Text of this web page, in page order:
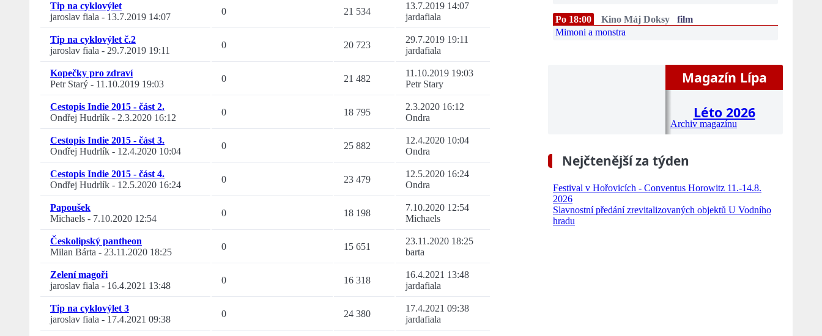
Tip na cyklovýlet
jaroslav fiala - 13.7.2019 14:07
0 21 534
13.7.2019 14:07
jardafiala
Tip na cyklovýlet č.2
jaroslav fiala - 29.7.2019 19:11
0 20 723
29.7.2019 19:11
jardafiala
Kopečky pro zdraví
Petr Starý - 11.10.2019 19:03
0 21 482
11.10.2019 19:03
Petr Stary
Cestopis Indie 2015 - část 2.
Ondřej Hudrlík - 2.3.2020 16:12
0 18 795
2.3.2020 16:12
Ondra
Cestopis Indie 2015 - část 3.
Ondřej Hudrlík - 12.4.2020 10:04
0 25 882
12.4.2020 10:04
Ondra
Cestopis Indie 2015 - část 4.
Ondřej Hudrlík - 12.5.2020 16:24
0 23 479
12.5.2020 16:24
Ondra
Papoušek
Michaels - 7.10.2020 12:54
0 18 198
7.10.2020 12:54
Michaels
Českolipský pantheon
Milan Bárta - 23.11.2020 18:25
0 15 651
23.11.2020 18:25
barta
Zelení magoři
jaroslav fiala - 16.4.2021 13:48
0 16 318
16.4.2021 13:48
jardafiala
Tip na cyklovýlet 3
jaroslav fiala - 17.4.2021 09:38
0 24 380
17.4.2021 09:38
jardafiala
Po 18:00 Kino Máj Doksy
film
Mimoni a monstra
Magazín Lípa
Léto 2026
Archiv magazínu
Nejčtenější za týden
Festival v Hořovicích - Conventus Horowitz 11.-14.8.
2026
Slavnostní předání zrevitalizovaných objektů U Vodního
hradu